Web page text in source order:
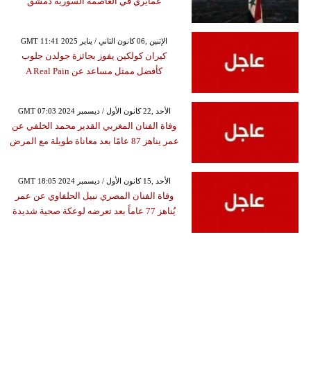
GMT 11:41 2025 الإثنين ,06 كانون الثاني / يناير
كيران كولكين يفوز بجائزة جولدن جلوب
كأفضل ممثل مساعد عن A Real Pain
GMT 07:03 2024 الأحد ,22 كانون الأول / ديسمبر
وفاة الفنان المغربي القدير محمد الخلفي عن
عمر يناهز 87 عامًا بعد معاناة طويلة مع المرض
GMT 18:05 2024 الأحد ,15 كانون الأول / ديسمبر
وفاة الفنان المصري نبيل الحلفاوي عن عمر
يُناهز 77 عاماً بعد تعرضه لوعكة صحية شديدة